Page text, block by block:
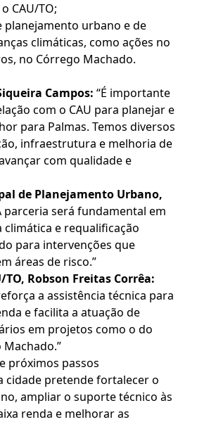
CAU/TO;
planejamento urbano e de
climáticas, como ações no
no Córrego Machado.
Campos: “É importante
com o CAU para planejar e
para Palmas. Temos diversos
infraestrutura e melhoria de
com qualidade e
de Planejamento Urbano,
parceria será fundamental em
climática e requalificação
para intervenções que
áreas de risco.”
TO, Robson Freitas Corrêa:
a assistência técnica para
e facilita a atuação de
em projetos como o do
próximos passos
cidade pretende fortalecer o
ampliar o suporte técnico às
renda e melhorar as